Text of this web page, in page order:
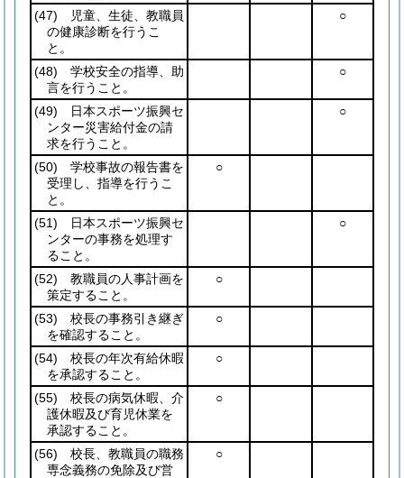
(47) 児童、生徒、教職員
の健康診断を行うこ
と。
○
(48) 学校安全の指導、助
言を行うこと。
○
(49) 日本スポーツ振興セ
ンター災害給付金の請
求を行うこと。
○
(50) 学校事故の報告書を
受理し、指導を行うこ
と。
○
(51) 日本スポーツ振興セ
ンターの事務を処理す
ること。
○
(52) 教職員の人事計画を
策定すること。
○
(53) 校長の事務引き継ぎ
を確認すること。
○
(54) 校長の年次有給休暇
を承認すること。
○
(55) 校長の病気休暇、介
護休暇及び育児休業を
承認すること。
○
(56) 校長、教職員の職務
専念義務の免除及び営
○